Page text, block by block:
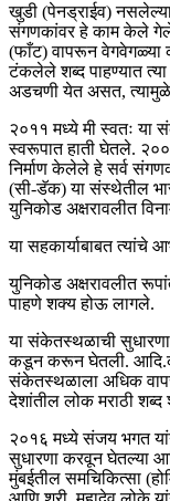
खुडी (पेनड्राईव)
संगणकांवर हे काम केले
(फाँट) वापरून वेगवेगळ्या
टंकलेले शब्द पाहण्यात
अडचणी येत असत,
२०११ मध्ये मी स्वतः या
स्वरूपात हाती घेतले.
निर्माण केलेले हे सर्व
(सी-डॅक) या संस्थेतील
युनिकोड अक्षरावलीत
या सहकार्याबाबत त्यांचे
युनिकोड अक्षरावलीत
पाहणे शक्य होऊ लागले.
या संकेतस्थळाची
कडून करून घेतली.
संकेतस्थळाला अधिक
देशांतील लोक मराठी
२०१६ मध्ये संजय भगत
सुधारणा करवून घेतल्या
मुंबईतील समचिकित्सा